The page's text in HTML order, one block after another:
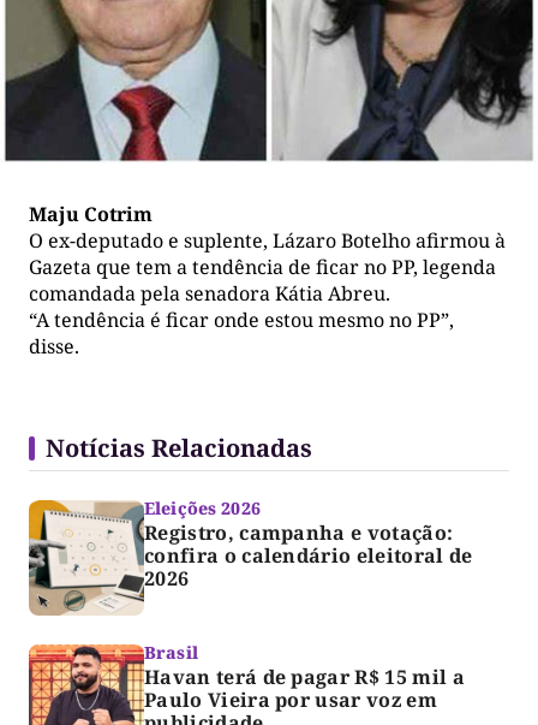
Maju Cotrim
O ex-deputado e suplente, Lázaro Botelho afirmou à
Gazeta que tem a tendência de ficar no PP, legenda
comandada pela senadora Kátia Abreu.
“A tendência é ficar onde estou mesmo no PP”,
disse.
Notícias Relacionadas
Eleições 2026
Registro, campanha e votação:
confira o calendário eleitoral de
2026
Brasil
Havan terá de pagar R$ 15 mil a
Paulo Vieira por usar voz em